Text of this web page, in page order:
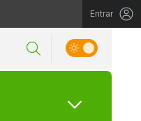
Entrar